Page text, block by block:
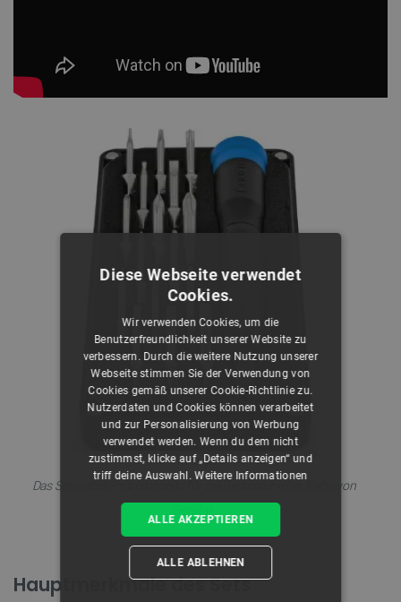
Das Set enthält Präzisionsbits für die Reparatur einer Reihe von
Hauptmerkmale des Sets
Diese Webseite verwendet
Cookies.
Wir verwenden Cookies, um die
Benutzerfreundlichkeit unserer Website zu
verbessern. Durch die weitere Nutzung unserer
Webseite stimmen Sie der Verwendung von
Cookies gemäß unserer Cookie-Richtlinie zu.
Nutzerdaten und Cookies können verarbeitet
und zur Personalisierung von Werbung
verwendet werden. Wenn du dem nicht
zustimmst, klicke auf „Details anzeigen“ und
triff deine Auswahl.Weitere Informationen
ALLE AKZEPTIEREN
ALLE ABLEHNEN